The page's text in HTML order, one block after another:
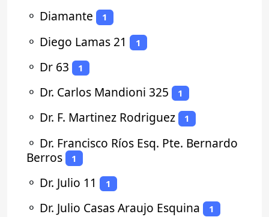
⚬ Diamante 1
⚬ Diego Lamas 21 1
⚬ Dr 63 1
⚬ Dr. Carlos Mandioni 325 1
⚬ Dr. F. Martinez Rodriguez 1
⚬ Dr. Francisco Ríos Esq. Pte. Bernardo
Berros
1
⚬ Dr. Julio 11 1
⚬ Dr. Julio Casas Araujo Esquina 1